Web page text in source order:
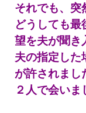
それでも、突
どうしても
望を夫が聞き
夫の指定した
が許されまし
２人で会いま